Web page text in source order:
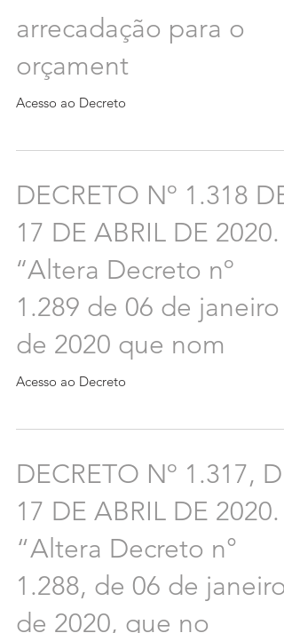
arrecadação para o
orçament
Acesso ao Decreto
DECRETO Nº 1.318 DE
17 DE ABRIL DE 2020.
‘‘Altera Decreto nº
1.289 de 06 de janeiro
de 2020 que nom
Acesso ao Decreto
DECRETO Nº 1.317, DE
17 DE ABRIL DE 2020.
“Altera Decreto n°
1.288, de 06 de janeiro
de 2020, que no